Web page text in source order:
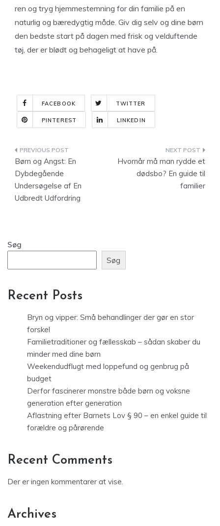
ren og tryg hjemmestemning for din familie på en
naturlig og bæredygtig måde. Giv dig selv og dine børn
den bedste start på dagen med frisk og velduftende
tøj, der er blødt og behageligt at have på.
FACEBOOK TWITTER
PINTEREST LINKEDIN
Indlægsnavigation
Børn og Angst: En
Dybdegående
Undersøgelse af En
Udbredt Udfordring
Hvornår må man rydde et
dødsbo? En guide til
familier
Søg
Søg
Recent Posts
Bryn og vipper: Små behandlinger der gør en stor
forskel
Familietraditioner og fællesskab – sådan skaber du
minder med dine børn
Weekendudflugt med loppefund og genbrug på
budget
Derfor fascinerer monstre både børn og voksne
generation efter generation
Aflastning efter Barnets Lov § 90 – en enkel guide til
forældre og pårørende
Recent Comments
Der er ingen kommentarer at vise.
Archives